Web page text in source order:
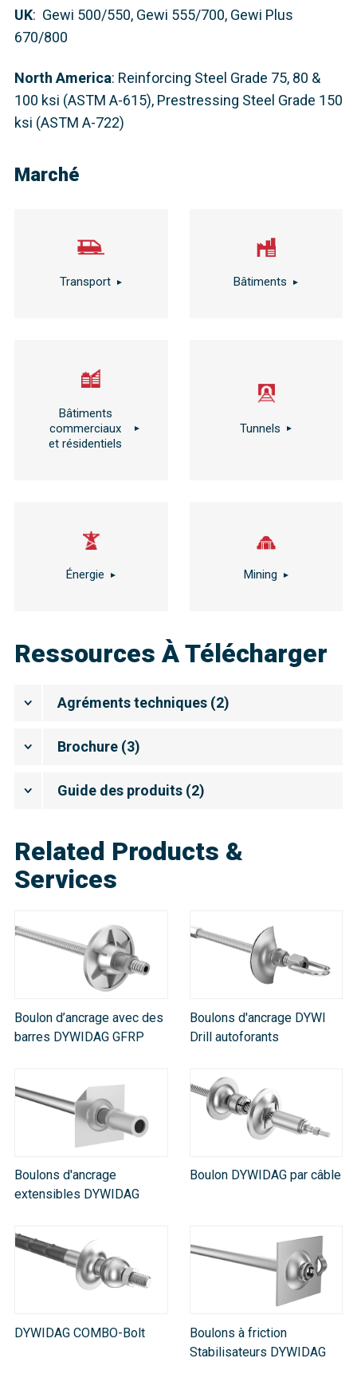
UK: Gewi 500/550, Gewi 555/700, Gewi Plus
670/800
North America: Reinforcing Steel Grade 75, 80 &
100 ksi (ASTM A-615), Prestressing Steel Grade 150
ksi (ASTM A-722)
Marché
Transport Bâtiments
Bâtiments
commerciaux
et résidentiels
Tunnels
Énergie Mining
Ressources À Télécharger
Agréments techniques (2)
Brochure (3)
Guide des produits (2)
Related Products &
Services
Boulon d’ancrage avec des
barres DYWIDAG GFRP
Boulons d'ancrage DYWI
Drill autoforants
Boulons d'ancrage
extensibles DYWIDAG
Boulon DYWIDAG par câble
DYWIDAG COMBO-Bolt
Boulons à friction
Stabilisateurs DYWIDAG